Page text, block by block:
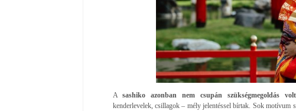
Asashiko azonban nem csupán szükségmegoldás
kenderlevelek, csillagok – mély jelentéssel bírtak. Sok motívum